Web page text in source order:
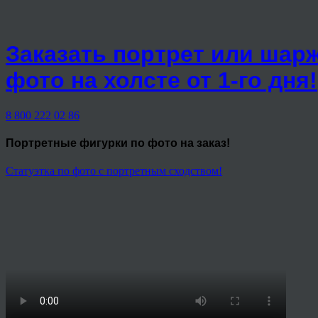
Заказать портрет или
фото на холсте от 1-го дня!
8 800 222 02 86
Портретные фигурки по фото на заказ!
Статуэтка по фото с портретным сходством!